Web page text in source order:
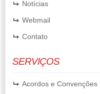
Notícias
Webmail
Contato
SERVIÇOS
Acordos e Convenções